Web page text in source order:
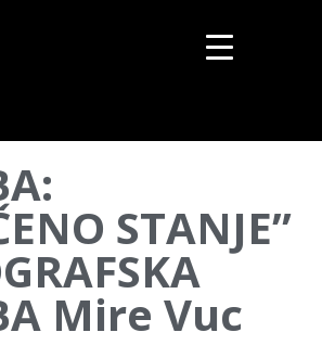
STANJE”
Mire Vuc